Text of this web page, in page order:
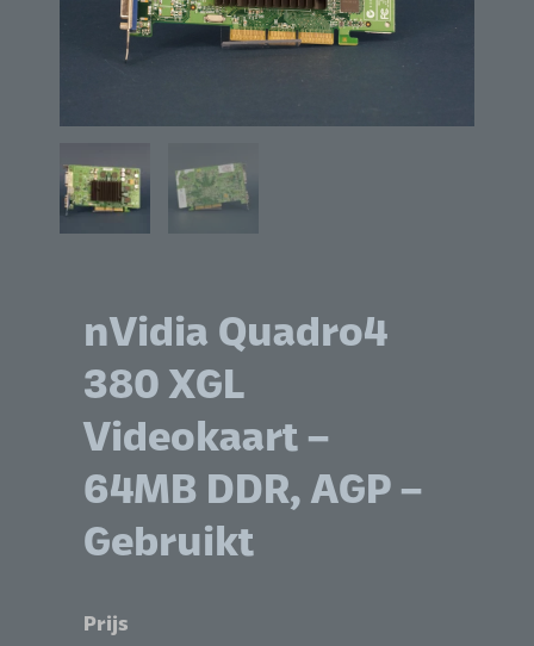
nVidia Quadro4
380 XGL
Videokaart –
64MB DDR, AGP –
Gebruikt
Prijs